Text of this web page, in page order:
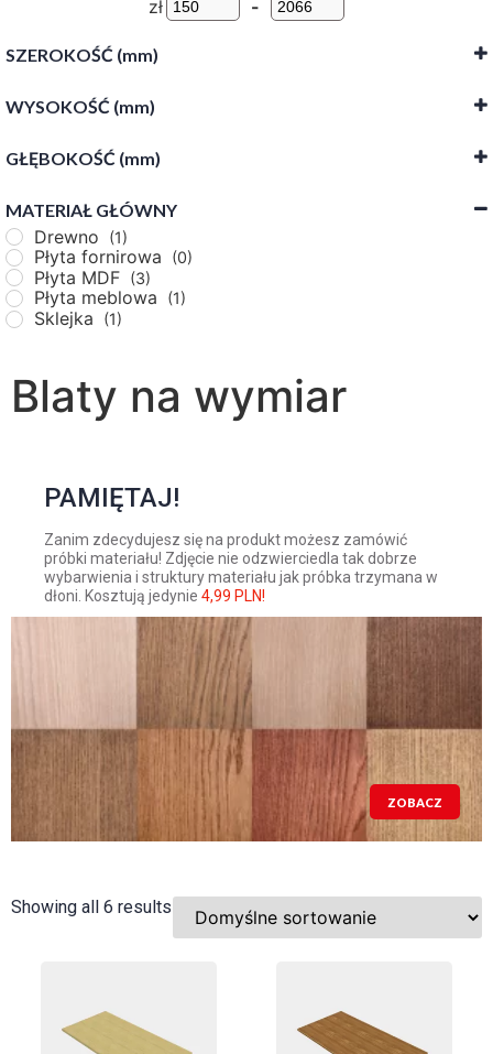
zł -
SZEROKOŚĆ (mm)
WYSOKOŚĆ (mm)
GŁĘBOKOŚĆ (mm)
MATERIAŁ GŁÓWNY
Drewno (1)
Płyta fornirowa (0)
Płyta MDF (3)
Płyta meblowa (1)
Sklejka (1)
Blaty na wymiar
PAMIĘTAJ!
Zanim zdecydujesz się na produkt możesz zamówić
próbki materiału! Zdjęcie nie odzwierciedla tak dobrze
wybarwienia i struktury materiału jak próbka trzymana w
dłoni. Kosztują jedynie 4,99 PLN!
ZOBACZ
Showing all 6 results